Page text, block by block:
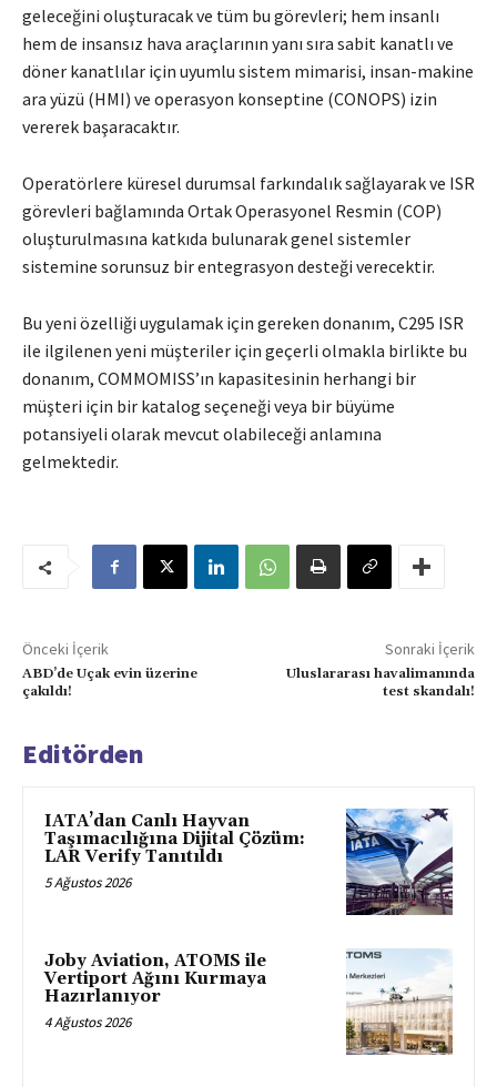
geleceğini oluşturacak ve tüm bu görevleri; hem insanlı
hem de insansız hava araçlarının yanı sıra sabit kanatlı ve
döner kanatlılar için uyumlu sistem mimarisi, insan-makine
ara yüzü (HMI) ve operasyon konseptine (CONOPS) izin
vererek başaracaktır.
Operatörlere küresel durumsal farkındalık sağlayarak ve ISR
görevleri bağlamında Ortak Operasyonel Resmin (COP)
oluşturulmasına katkıda bulunarak genel sistemler
sistemine sorunsuz bir entegrasyon desteği verecektir.
Bu yeni özelliği uygulamak için gereken donanım, C295 ISR
ile ilgilenen yeni müşteriler için geçerli olmakla birlikte bu
donanım, COMMOMISS’ın kapasitesinin herhangi bir
müşteri için bir katalog seçeneği veya bir büyüme
potansiyeli olarak mevcut olabileceği anlamına
gelmektedir.
Önceki İçerik
ABD’de Uçak evin üzerine
çakıldı!
Sonraki İçerik
Uluslararası havalimanında
test skandalı!
Editörden
IATA’dan Canlı Hayvan
Taşımacılığına Dijital Çözüm:
LAR Verify Tanıtıldı
5 Ağustos 2026
Joby Aviation, ATOMS ile
Vertiport Ağını Kurmaya
Hazırlanıyor
4 Ağustos 2026